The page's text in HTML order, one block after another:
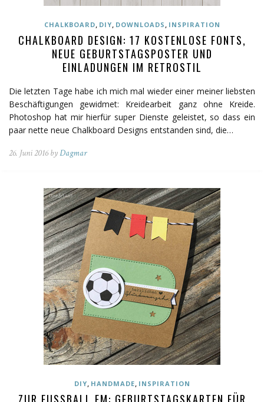
CHALKBOARD, DIY, DOWNLOADS , INSPIRATION
CHALKBOARD DESIGN: 17 KOSTENLOSE FONTS,
NEUE GEBURTSTAGSPOSTER UND
EINLADUNGEN IM RETROSTIL
Die letzten Tage habe ich mich mal wieder einer meiner liebsten
Beschäftigungen gewidmet: Kreidearbeit ganz ohne Kreide.
Photoshop hat mir hierfür super Dienste geleistet, so dass ein
paar nette neue Chalkboard Designs entstanden sind, die…
26. Juni 2016 byDagmar
DIY, HANDMADE, INSPIRATION
ZUR FUSSBALL EM: GEBURTSTAGSKARTEN FÜR F